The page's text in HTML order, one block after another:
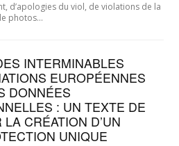
d’apologies du viol, de violations de la
photos…
INTERMINABLES
EUROPÉENNES
DONNÉES
: UN TEXTE DE
CRÉATION D’UN
UNIQUE